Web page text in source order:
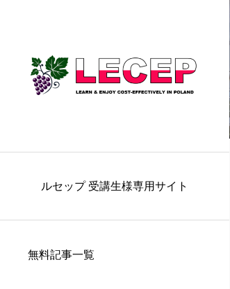
ルセップ 受講生様専用サイト
無料記事一覧